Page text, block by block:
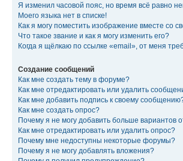
Я изменил часовой пояс, но время всё равно
Моего языка нет в списке!
Как я могу поместить изображение вместе со
Что такое звание и как я могу изменить его?
Когда я щёлкаю по ссылке «email», от меня
Создание сообщений
Как мне создать тему в форуме?
Как мне отредактировать или удалить
Как мне добавить подпись к своему
Как мне создать опрос?
Почему я не могу добавить больше вариантов
Как мне отредактировать или удалить опрос?
Почему мне недоступны некоторые форумы?
Почему я не могу добавлять вложения?